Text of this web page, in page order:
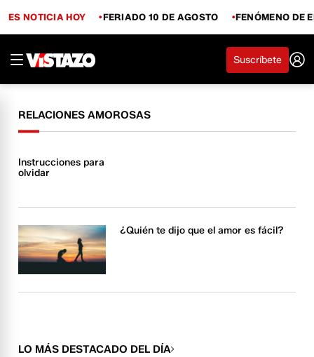
ES NOTICIA HOY FERIADO 10 DE AGOSTO FENÓMENO DE
Suscríbete
RELACIONES AMOROSAS
Instrucciones para
olvidar
¿Quién te dijo que el amor es fácil?
LO MÁS DESTACADO DEL DÍA